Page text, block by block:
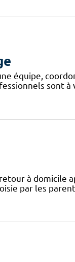
équipe,
sont à
à domicile
par les